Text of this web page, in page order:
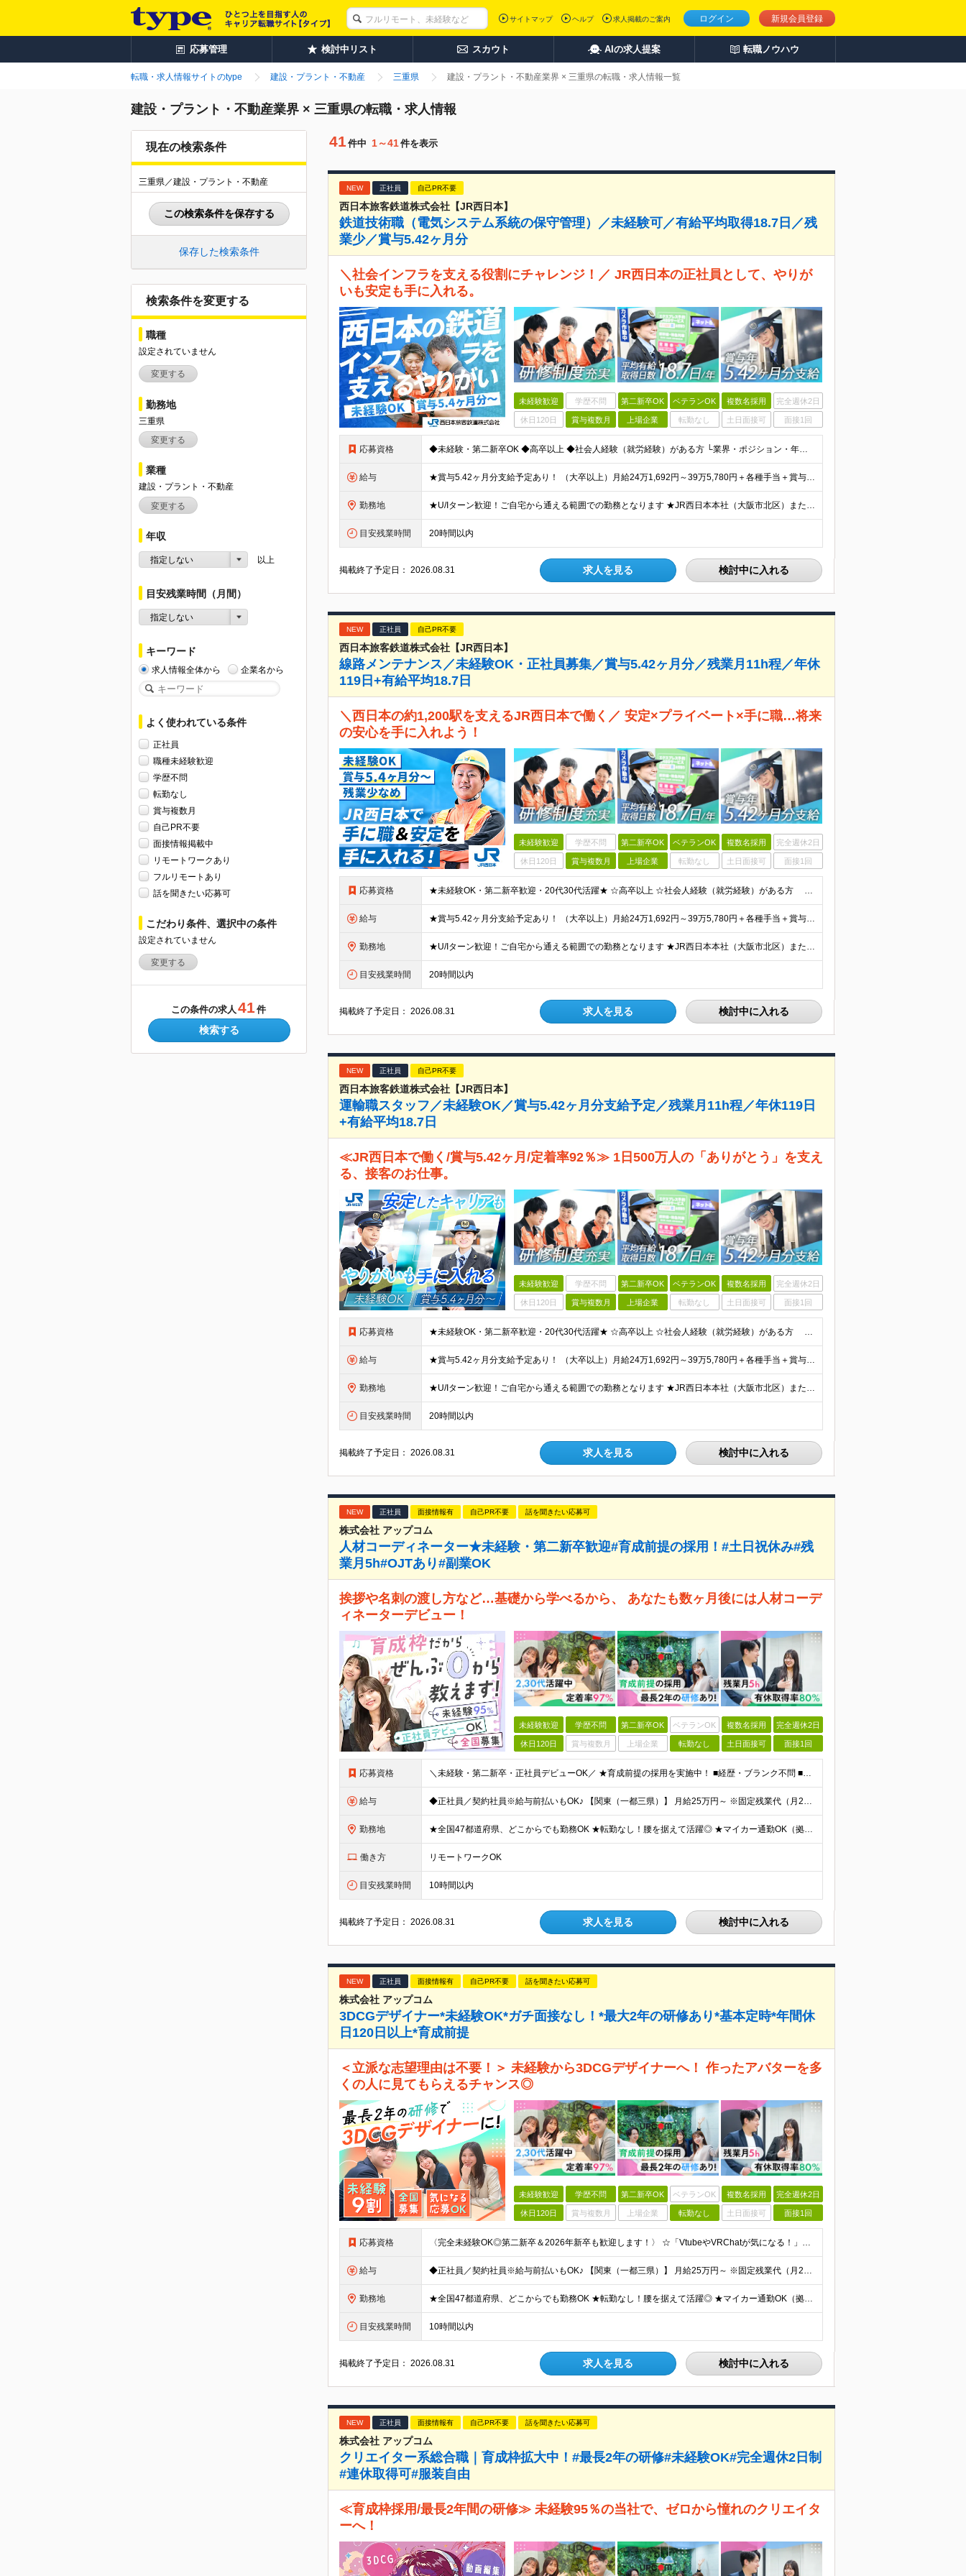
ログイン 新規会員登録
サイトマップ ヘルプ 求人掲載のご案内
応募管理 検討中リスト スカウト AIの求人提案 転職ノウハウ
転職・求人情報サイトのtype 建設・プラント・不動産 三重県 建設・プラント・不動産業界 × 三重県の転職・求人情報一覧
建設・プラント・不動産業界 × 三重県の転職・求人情報
現在の検索条件
三重県／建設・プラント・不動産
この検索条件を保存する
保存した検索条件
検索条件を変更する
職種
設定されていません
変更する
勤務地
三重県
変更する
業種
建設・プラント・不動産
変更する
年収
指定しない 以上
目安残業時間（月間）
指定しない
キーワード
求人情報全体から 企業名から
よく使われている条件
正社員
職種未経験歓迎
学歴不問
転勤なし
賞与複数月
自己PR不要
面接情報掲載中
リモートワークあり
フルリモートあり
話を聞きたい応募可
こだわり条件、選択中の条件
設定されていません
変更する
この条件の求人 41 件
検索する
41 件中 1～41件を表示
NEW 正社員 自己PR不要
西日本旅客鉄道株式会社【JR西日本】
鉄道技術職（電気システム系統の保守管理）／未経験可／有給平均取得18.7日／残
業少／賞与5.42ヶ月分
＼社会インフラを支える役割にチャレンジ！／ JR西日本の正社員として、やりが
いも安定も手に入れる。
未経験歓迎 学歴不問 第二新卒OK ベテランOK 複数名採用 完全週休2日
休日120日 賞与複数月 上場企業 転勤なし 土日面接可 面接1回
応募資格 ◆未経験・第二新卒OK ◆高卒以上 ◆社会人経験（就労経験）がある方 └業界・ポジション・年数不問 〈20～30代の社員が多数活躍中！〉 若手からベテランまで、さまざまな方が在籍。 前職経験を活かし
給与 ★賞与5.42ヶ月分支給予定あり！ （大卒以上）月給24万1,692円～39万5,780円＋各種手当＋賞与2回 （高卒以上）月給22万2,662円～39万5,780円＋各種手当＋賞与2回 ※上記は
勤務地 ★U/Iターン歓迎！ご自宅から通える範囲での勤務となります ★JR西日本本社（大阪市北区）または、当社事業エリア内（北陸から北九州まで）の各支社で勤務 ※関西に本社あり※ 〈近畿エリア〉 三重県（
目安残業時間 20時間以内
掲載終了予定日：2026.08.31 求人を見る 検討中に入れる
NEW 正社員 自己PR不要
西日本旅客鉄道株式会社【JR西日本】
線路メンテナンス／未経験OK・正社員募集／賞与5.42ヶ月分／残業月11h程／年休
119日+有給平均18.7日
＼西日本の約1,200駅を支えるJR西日本で働く／ 安定×プライベート×手に職…将来
の安心を手に入れよう！
未経験歓迎 学歴不問 第二新卒OK ベテランOK 複数名採用 完全週休2日
休日120日 賞与複数月 上場企業 転勤なし 土日面接可 面接1回
応募資格 ★未経験OK・第二新卒歓迎・20代30代活躍★ ☆高卒以上 ☆社会人経験（就労経験）がある方 業界・ポジション・年数は不問です！ 「誰もが知る大手企業で働きたい」 「1人より、チームで仕事がした
給与 ★賞与5.42ヶ月分支給予定あり！ （大卒以上）月給24万1,692円～39万5,780円＋各種手当＋賞与2回 （高卒以上）月給22万2,662円～39万5,780円＋各種手当＋賞与2回 ※上記は2
勤務地 ★U/Iターン歓迎！ご自宅から通える範囲での勤務となります ★JR西日本本社（大阪市北区）または、当社事業エリア内（北陸から北九州まで）の各支社で勤務 ※関西に本社あり※ 〈近畿エリア〉 三重県（
目安残業時間 20時間以内
掲載終了予定日：2026.08.31 求人を見る 検討中に入れる
NEW 正社員 自己PR不要
西日本旅客鉄道株式会社【JR西日本】
運輸職スタッフ／未経験OK／賞与5.42ヶ月分支給予定／残業月11h程／年休119日
+有給平均18.7日
≪JR西日本で働く/賞与5.42ヶ月/定着率92％≫ 1日500万人の「ありがとう」を支え
る、接客のお仕事。
未経験歓迎 学歴不問 第二新卒OK ベテランOK 複数名採用 完全週休2日
休日120日 賞与複数月 上場企業 転勤なし 土日面接可 面接1回
応募資格 ★未経験OK・第二新卒歓迎・20代30代活躍★ ☆高卒以上 ☆社会人経験（就労経験）がある方 業界・ポジション・年数は不問です！ 「誰もが知る大手企業で働きたい」 「1人より、チームで仕事がした
給与 ★賞与5.42ヶ月分支給予定あり！ （大卒以上）月給24万1,692円～39万5,780円＋各種手当＋賞与2回 （高卒以上）月給22万2,662円～39万5,780円＋各種手当＋賞与2回 ※上記は
勤務地 ★U/Iターン歓迎！ご自宅から通える範囲での勤務となります ★JR西日本本社（大阪市北区）または、当社事業エリア内（北陸から北九州まで）の各支社で勤務 ※関西に本社あり※ 〈近畿エリア〉 三重県（
目安残業時間 20時間以内
掲載終了予定日：2026.08.31 求人を見る 検討中に入れる
NEW 正社員 面接情報有 自己PR不要 話を聞きたい応募可
株式会社 アップコム
人材コーディネーター★未経験・第二新卒歓迎#育成前提の採用！#土日祝休み#残
業月5h#OJTあり#副業OK
挨拶や名刺の渡し方など…基礎から学べるから、 あなたも数ヶ月後には人材コーデ
ィネーターデビュー！
未経験歓迎 学歴不問 第二新卒OK ベテランOK 複数名採用 完全週休2日
休日120日 賞与複数月 上場企業 転勤なし 土日面接可 面接1回
応募資格 ＼未経験・第二新卒・正社員デビューOK／ ★育成前提の採用を実施中！ ■経歴・ブランク不問 ■学歴不問 ≪≪特別なスキルや経験は必要なし！≫≫ 当社では人柄重視の採用を実施しています。 働く先輩社員
給与 ◆正社員／契約社員※給与前払いもOK♪ 【関東（一都三県）】 月給25万円～ ※固定残業代（月20時間分／月3万2383円）を含む。超過分は別途支給。 ※試用期間中の給与は月給23万円～ 【関東（北
勤務地 ★全国47都道府県、どこからでも勤務OK ★転勤なし！腰を据えて活躍◎ ★マイカー通勤OK（拠点による） ★業務に慣れたら、ゆくゆくはリモート併用やフルリモートも可能 全国のお客様先にて勤務していた
働き方 リモートワークOK
目安残業時間 10時間以内
掲載終了予定日：2026.08.31 求人を見る 検討中に入れる
NEW 正社員 面接情報有 自己PR不要 話を聞きたい応募可
株式会社 アップコム
3DCGデザイナー*未経験OK*ガチ面接なし！*最大2年の研修あり*基本定時*年間休
日120日以上*育成前提
＜立派な志望理由は不要！＞ 未経験から3DCGデザイナーへ！ 作ったアバターを多
くの人に見てもらえるチャンス◎
未経験歓迎 学歴不問 第二新卒OK ベテランOK 複数名採用 完全週休2日
休日120日 賞与複数月 上場企業 転勤なし 土日面接可 面接1回
応募資格 〈完全未経験OK◎第二新卒＆2026年新卒も歓迎します！〉 ☆「VtubeやVRChatが気になる！」の志望動機でOK ☆社会人デビューOK／学歴・経歴不問 未経験スタート前提のポテンシャル採用。
給与 ◆正社員／契約社員※給与前払いもOK♪ 【関東（一都三県）】 月給25万円～ ※固定残業代（月20時間分／月3万2383円）を含む。超過分は別途支給。 ※試用期間中の給与は月給23万円～ 【関東（北
勤務地 ★全国47都道府県、どこからでも勤務OK ★転勤なし！腰を据えて活躍◎ ★マイカー通勤OK（拠点による） ★業務に慣れたら、ゆくゆくはリモート併用やフルリモートも可能 全国のお客様先にて勤務していた
目安残業時間 10時間以内
掲載終了予定日：2026.08.31 求人を見る 検討中に入れる
NEW 正社員 面接情報有 自己PR不要 話を聞きたい応募可
株式会社 アップコム
クリエイター系総合職｜育成枠拡大中！#最長2年の研修#未経験OK#完全週休2日制
#連休取得可#服装自由
≪育成枠採用/最長2年間の研修≫ 未経験95％の当社で、ゼロから憧れのクリエイタ
ーへ！